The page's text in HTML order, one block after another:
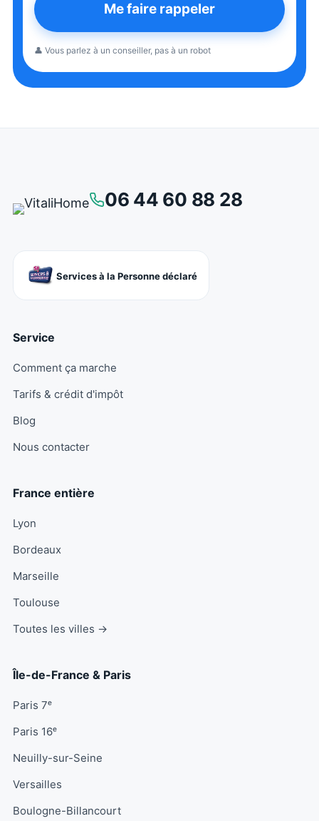
Me faire rappeler
👤 Vous parlez à un conseiller, pas à un robot
06 44 60 88 28
Services à la Personne déclaré
Service
Comment ça marche
Tarifs & crédit d'impôt
Blog
Nous contacter
France entière
Lyon
Bordeaux
Marseille
Toulouse
Toutes les villes →
Île-de-France & Paris
Paris 7ᵉ
Paris 16ᵉ
Neuilly-sur-Seine
Versailles
Boulogne-Billancourt